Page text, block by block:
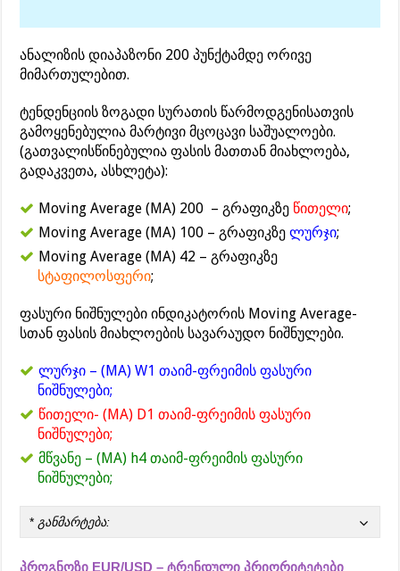
ანალიზის დიაპაზონი 200 პუნქტამდე ორივე
მიმართულებით.
ტენდენციის ზოგადი სურათის წარმოდგენისათვის
გამოყენებულია მარტივი მცოცავი საშუალოები.
(გათვალისწინებულია ფასის მათთან მიახლოება,
გადაკვეთა, ასხლეტა):
Moving Average (MA) 200 – გრაფიკზე წითელი;
Moving Average (MA) 100 – გრაფიკზელურჯი;
Moving Average (MA) 42 – გრაფიკზე
სტაფილოსფერი;
ფასური ნიშნულები ინდიკატორის Moving Average-
სთან ფასის მიახლოების სავარაუდო ნიშნულები.
ლურჯი – (MA) W1 თაიმ-ფრეიმის ფასური
ნიშნულები;
წითელი- (MA) D1 თაიმ-ფრეიმის ფასური
ნიშნულები;
მწვანე – (MA) h4 თაიმ-ფრეიმის ფასური
ნიშნულები;
* განმარტება:
პროგნოზი EUR/USD – ტრენდული პრიორიტეტები